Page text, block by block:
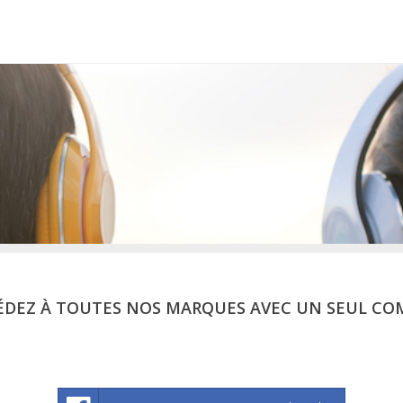
À TOUTES NOS MARQUES AVEC UN SEUL